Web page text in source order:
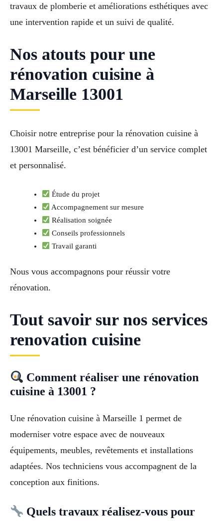
travaux de plomberie et améliorations esthétiques avec
une intervention rapide et un suivi de qualité.
Nos atouts pour une
rénovation cuisine à
Marseille 13001
Choisir notre entreprise pour la rénovation cuisine à
13001 Marseille, c’est bénéficier d’un service complet
et personnalisé.
Étude du projet
Accompagnement sur mesure
Réalisation soignée
Conseils professionnels
Travail garanti
Nous vous accompagnons pour réussir votre
rénovation.
Tout savoir sur nos services
renovation cuisine
Comment réaliser une rénovation
cuisine à 13001 ?
Une rénovation cuisine à Marseille 1 permet de
moderniser votre espace avec de nouveaux
équipements, meubles, revêtements et installations
adaptées. Nos techniciens vous accompagnent de la
conception aux finitions.
Quels travaux réalisez-vous pour